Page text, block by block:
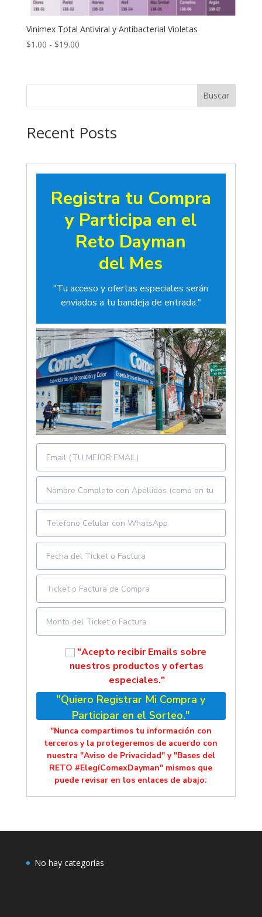
Vinimex Total Antiviral y Antibacterial Violetas
$1.00 - $19.00Rango
desde
Buscar
Recent Posts
Registra tu Compra
y Participa en el
Reto Dayman
del Mes
"Tu acceso y ofertas especiales serán
enviados a tu bandeja de entrada."
"Acepto recibir Emails sobre
nuestros productos y ofertas
especiales."
"Quiero Registrar Mi Compra y
Participar en el Sorteo."
"Nunca compartimos tu información con
terceros y la protegeremos de acuerdo con
nuestra "Aviso de Privacidad" y "Bases del
RETO #ElegíComexDayman" mismos que
puede revisar en los enlaces de abajo:
No hay categorías